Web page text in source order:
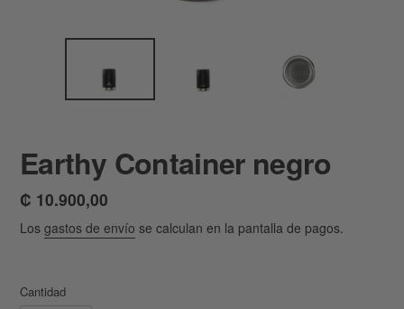
Earthy Container negro
Precio
habitual
₡ 10.900,00
Los gastos de envío se calculan en la pantalla de pagos.
Cantidad